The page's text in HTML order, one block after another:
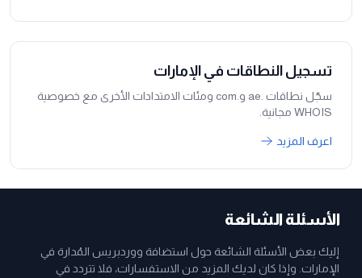
تسجيل النطاقات في الإمارات
سجّل نطاقات .ae و.com ومئات الامتدادات الأخرى مع خصوصية
WHOIS مجانية.
اعرف المزيد
الأسئلة الشائعة
إليك بعض الأسئلة الشائعة حول استضافة ووردبريس المُدارة في
الإمارات. وإذا كان لديك المزيد من الاستفسارات، فلا تتردد في